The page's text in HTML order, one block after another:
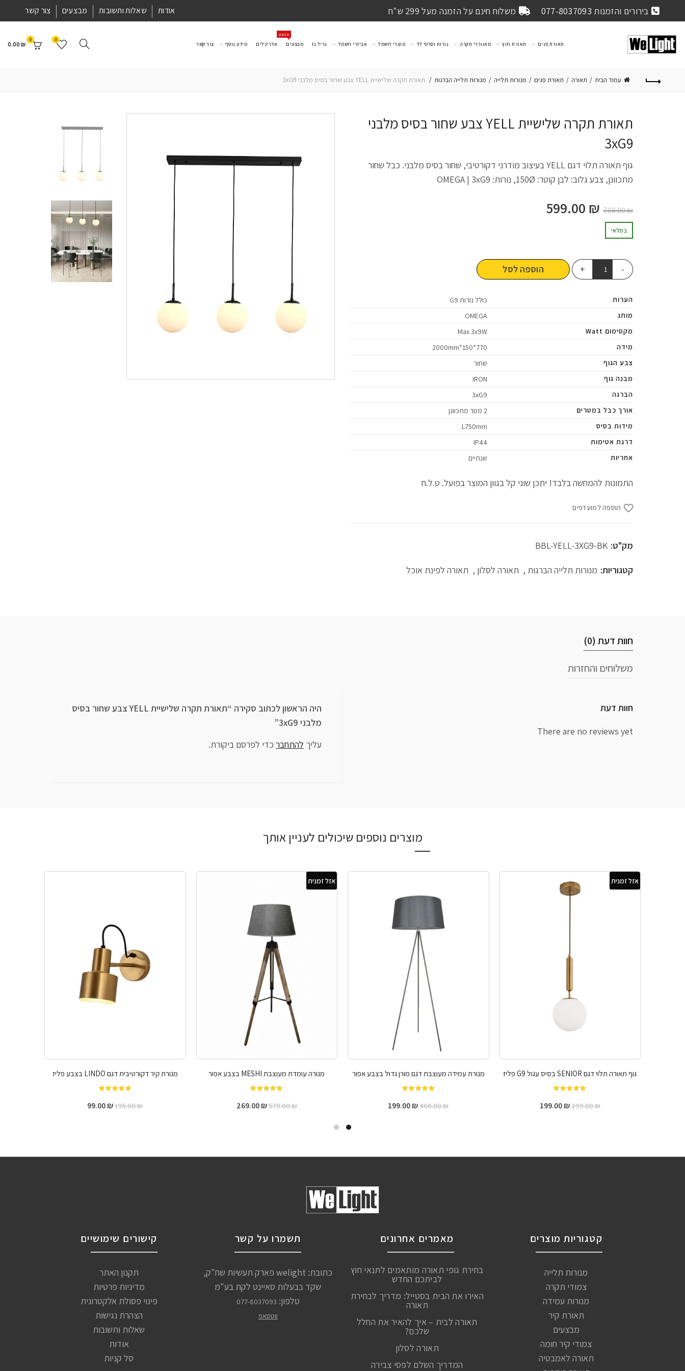
בירורים והזמנות משלוח חינם על הזמנה מעל 299 ש"ח אודות שאלות ותשובות מבצעים צור קשר
תאורת פנים תאורת חוץ מאווררי תקרה נורות וסרטי לד מוצרי חשמל אביזרי חשמל גריל גז מבצעים
מבצע
אדריכלים מידע נוסף צור קשר
0
0
0.00 ₪
עמוד הבית תאורה תאורת פנים מנורות תלייה מנורות תלייה הברגות תאורת תקרה שלישיית YELL צבע שחור בסיס מלבני 3xG9
תאורת תקרה שלישיית YELL צבע שחור בסיס מלבני
3xG9
גוף תאורה תלוי דגם YELL בעיצוב מודרני דקורטיבי, שחור בסיס מלבני. כבל שחור
מתכוונן, צבע גלוב: לבן קוטר: 150Ø, נורות: OMEGA | 3xG9
708.00₪
599.00 ₪
במלאי
הוספה לסל
הערות
כולל נורות G9
מותג
OMEGA
מקסימום Watt
Max 3x9W
מידה
770*150*2000mm
צבע הגוף
שחור
מבנה גוף
IRON
הברגה
3xG9
אורך כבל במטרים
2 מטר מתכוונן
מידות בסיס
L750mm
דרגת אטימות
IP44
אחריות
שנתיים
התמונות להמחשה בלבד! יתכן שוני קל בגוון המוצר בפועל. ט.ל.ח
הוספה למועדפים
מק"ט: BBL-YELL-3XG9-BK
קטגוריות: מנורות תלייה הברגות , תאורה לסלון , תאורה לפינת אוכל
חוות דעת (0)
משלוחים והחזרות
חוות דעת
There are no reviews yet
היה הראשון לכתוב סקירה “תאורת תקרה שלישיית YELL צבע שחור בסיס
מלבני 3xG9”
עליך להתחבר כדי לפרסם ביקורת.
מוצרים נוספים שיכולים לעניין אותך
אזל זמנית
גוף תאורה תלוי דגם SENIOR בסיס עגול G9 פליז
299.00₪
199.00₪
מנורת עמידה מעוצבת דגם מורן גדול בצבע אפור
466.00₪
199.00₪
אזל זמנית
מנורה עומדת מעוצבת MESHI בצבע אפור
579.00₪
269.00₪
מנורת קיר דקורטיבית דגם LINDO בצבע פליז
195.00₪
99.00₪
קטגוריות מוצרים
מנורות תלייה
צמודי תקרה
מנורות עמידה
תאורת קיר
מבצעים
צמודי קיר חומה
תאורה לאמבטיה
מאמרים אחרונים
בחירת גופי תאורה מותאמים לתנאי חוץ
לביתכם החדש
האירו את הבית בסטייל: מדריך לבחירת
תאורה
תאורה לבית – איך להאיר את החלל
שלכם?
תאורה לסלון
המדריך השלם לפסי צבירה
תשמרו על קשר
כתובת: welight פארק תעשיות שח"ק,
שקד בבעלות סאיינט לקת בע"מ
טלפון: 077-8037093
ווטסאפ
קישורים שימושיים
תקנון האתר
מדיניות פרטיות
פינוי פסולת אלקטרונית
הצהרת נגישות
שאלות ותשובות
אודות
סל קניות